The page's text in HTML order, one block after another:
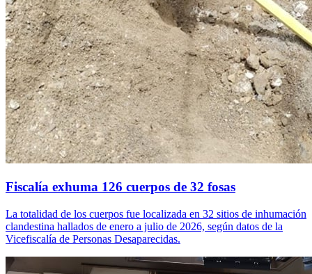
Fiscalía exhuma 126 cuerpos de 32 fosas
La totalidad de los cuerpos fue localizada en 32 sitios de inhumación
clandestina hallados de enero a julio de 2026, según datos de la
Vicefiscalía de Personas Desaparecidas.